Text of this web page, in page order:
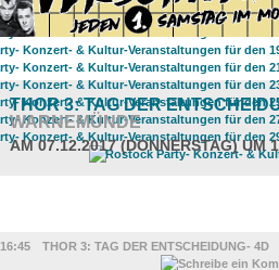
THOR 3: TAG DER
WARNEMÜNDE
AM 07.12.2017 (DONNERSTAG) UM
16:45
THOR 3: TAG DER ENTSCHEIDUNG- 4D